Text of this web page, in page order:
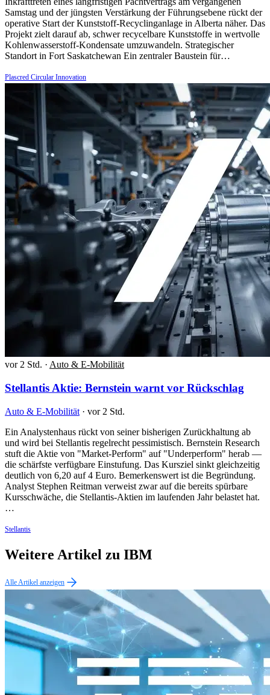
Samstag und der jüngsten Verstärkung der Führungsebene rückt der
operative Start der Kunststoff-Recyclinganlage in Alberta näher. Das
Projekt zielt darauf ab, schwer recycelbare Kunststoffe in wertvolle
Kohlenwasserstoff-Kondensate umzuwandeln. Strategischer
Standort in Fort Saskatchewan Ein zentraler Baustein für…
Plascred Circular Innovation
vor 2 Std. · Auto & E-Mobilität
Stellantis Aktie: Bernstein warnt vor Rückschlag
Auto & E-Mobilität · vor 2 Std.
Ein Analystenhaus rückt von seiner bisherigen Zurückhaltung ab
und wird bei Stellantis regelrecht pessimistisch. Bernstein Research
stuft die Aktie von "Market-Perform" auf "Underperform" herab —
die schärfste verfügbare Einstufung. Das Kursziel sinkt gleichzeitig
deutlich von 6,20 auf 4 Euro. Bemerkenswert ist die Begründung.
Analyst Stephen Reitman verweist zwar auf die bereits spürbare
Kursschwäche, die Stellantis-Aktien im laufenden Jahr belastet hat.
…
Stellantis
Weitere Artikel zu IBM
Alle Artikel anzeigen